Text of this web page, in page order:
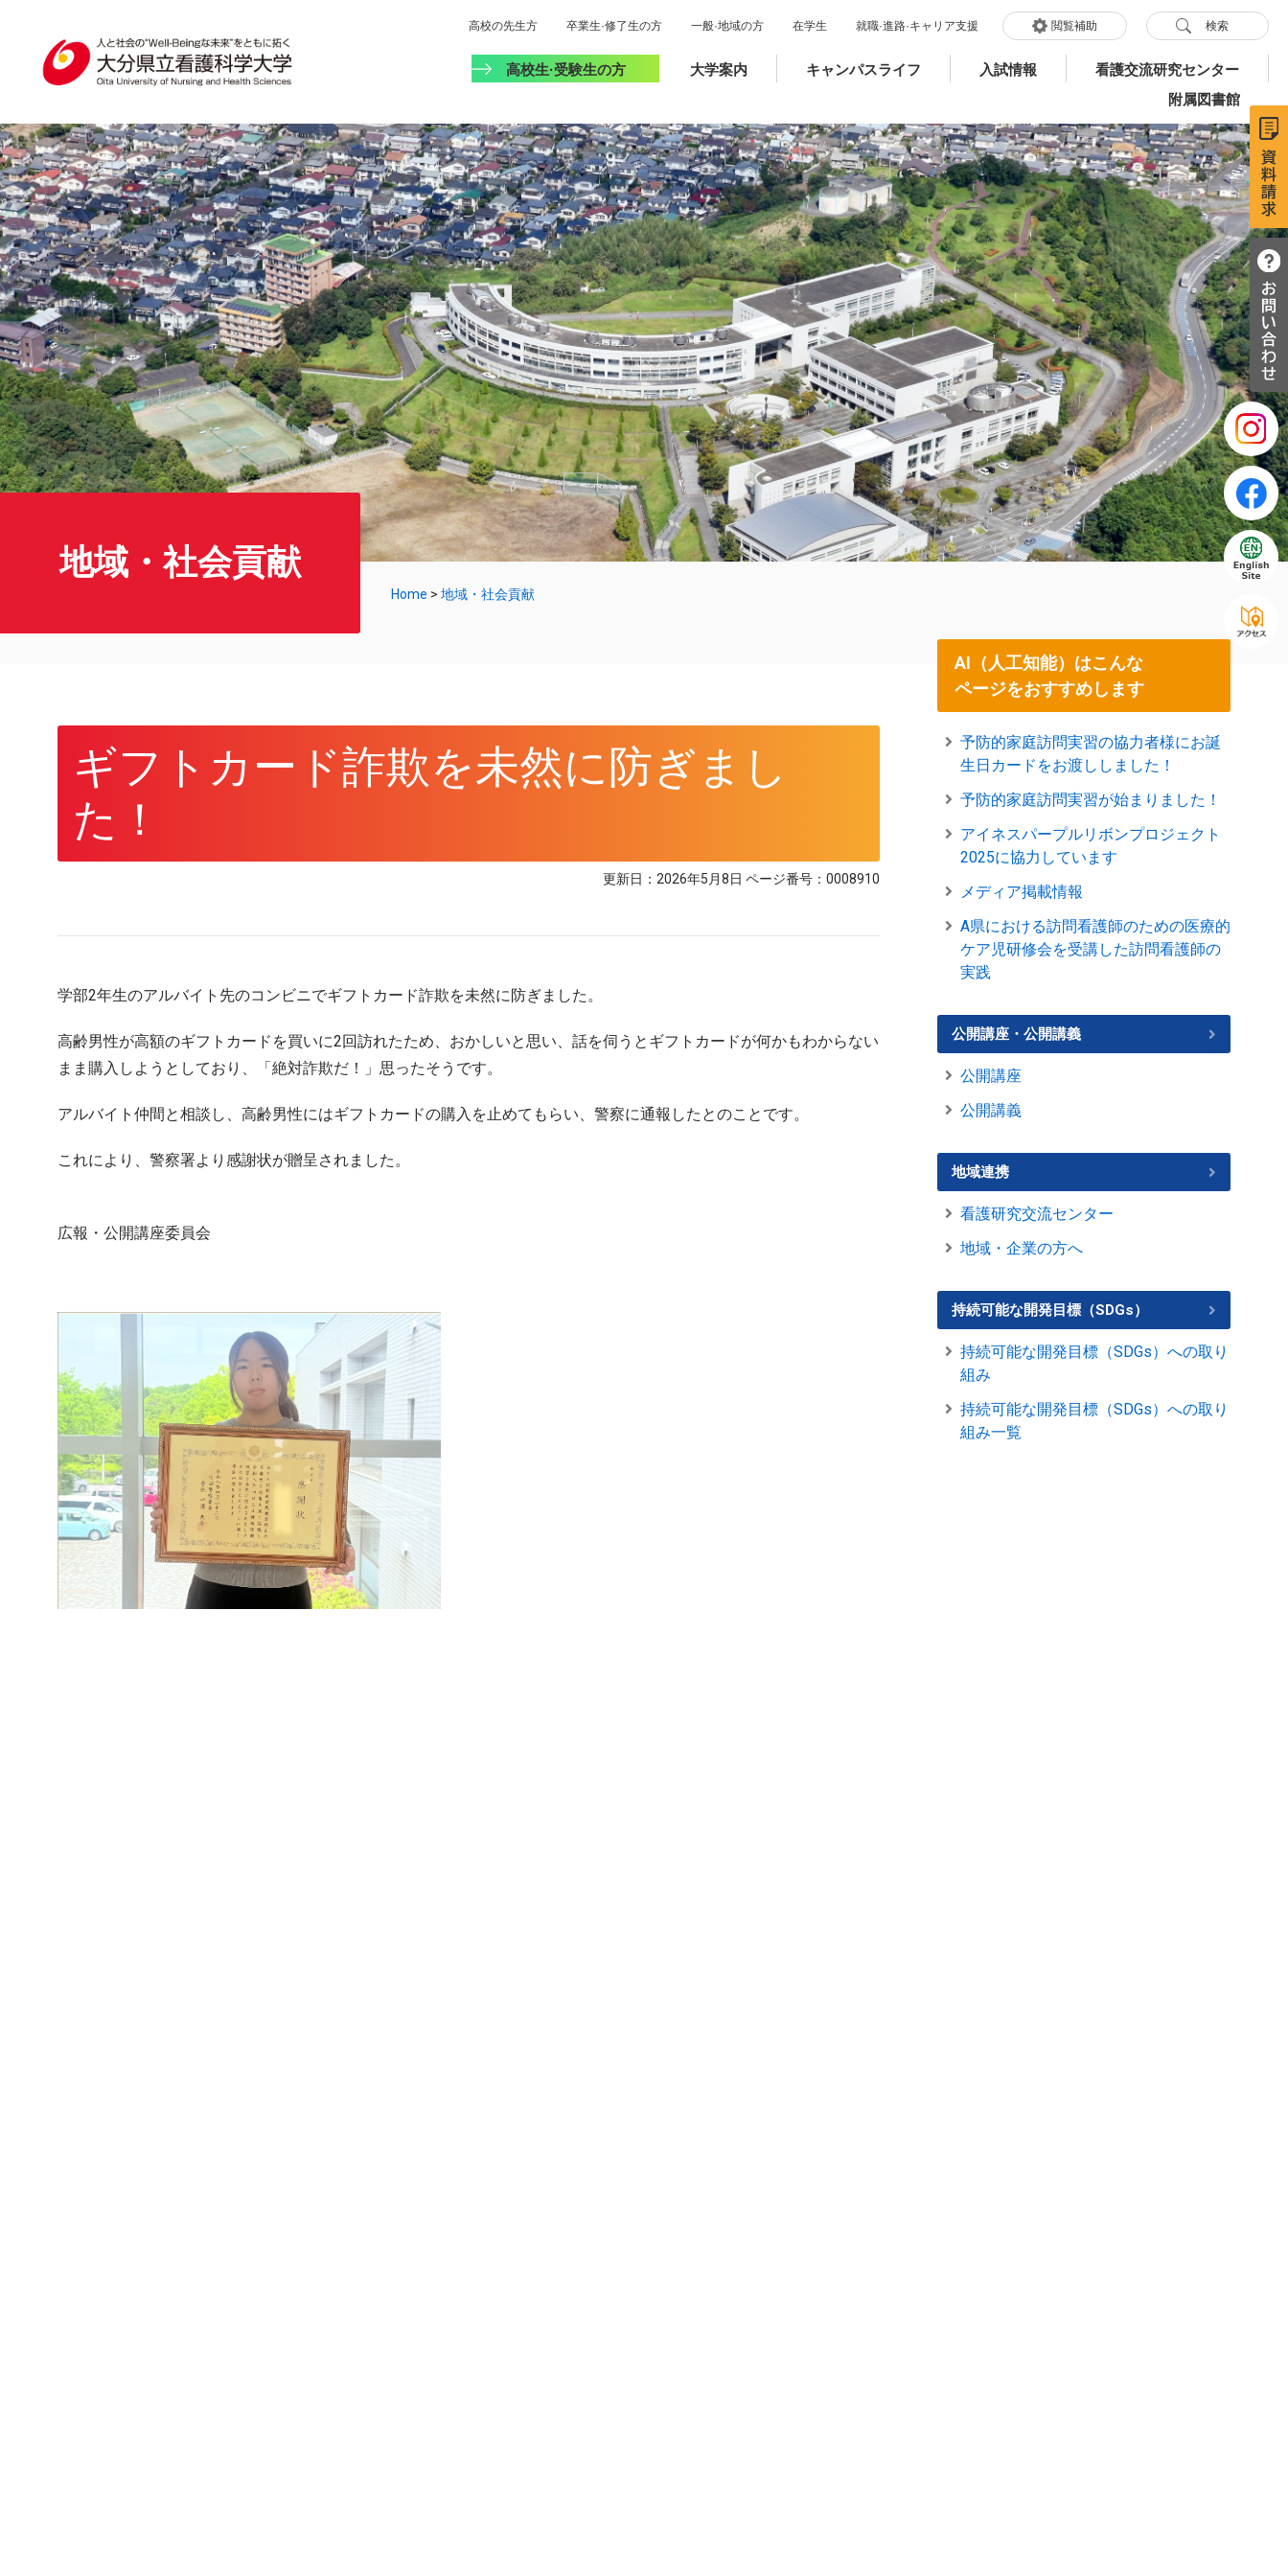
高校の先生方 卒業生·修了生の方 一般·地域の方 在学生 就職·進路·キャリア支援 閲覧補助 検索
高校生·受験生の方 大学案内 キャンパスライフ 入試情報
看護交流研究センター
附属図書館
地域・社会貢献
Home >地域・社会貢献
ギフトカード詐欺を未然に防ぎまし
た！
更新日：2026年5月8日 ページ番号：0008910
学部2年生のアルバイト先のコンビニでギフトカード詐欺を未然に防ぎました。
高齢男性が高額のギフトカードを買いに2回訪れたため、おかしいと思い、話を伺うとギフトカードが何かもわからない
まま購入しようとしており、「絶対詐欺だ！」思ったそうです。
アルバイト仲間と相談し、高齢男性にはギフトカードの購入を止めてもらい、警察に通報したとのことです。
これにより、警察署より感謝状が贈呈されました。
広報・公開講座委員会
AI（人工知能）はこんな
ページをおすすめします
予防的家庭訪問実習の協力者様にお誕
生日カードをお渡ししました！
予防的家庭訪問実習が始まりました！
アイネスパープルリボンプロジェクト
2025に協力しています
メディア掲載情報
A県における訪問看護師のための医療的
ケア児研修会を受講した訪問看護師の
実践
公開講座・公開講義
公開講座
公開講義
地域連携
看護研究交流センター
地域・企業の方へ
持続可能な開発目標（SDGs）
持続可能な開発目標（SDGs）への取り
組み
持続可能な開発目標（SDGs）への取り
組み一覧